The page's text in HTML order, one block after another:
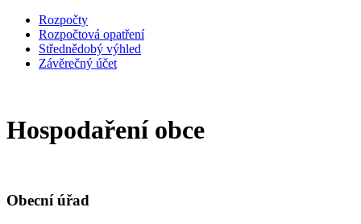
Rozpočty
Rozpočtová opatření
Střednědobý výhled
Závěrečný účet
Hospodaření obce
Obecní úřad